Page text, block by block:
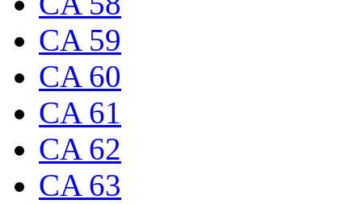
CA 59
CA 60
CA 61
CA 62
CA 63